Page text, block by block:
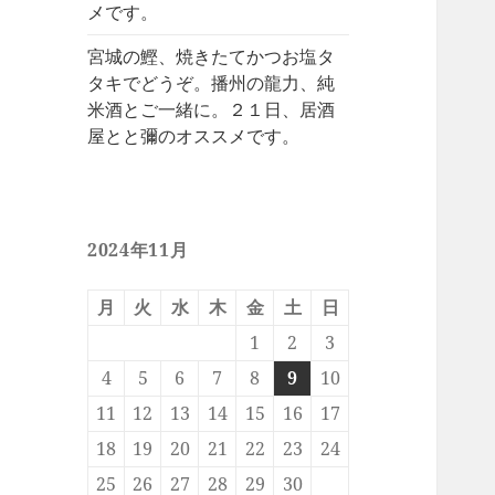
メです。
宮城の鰹、焼きたてかつお塩タ
タキでどうぞ。播州の龍力、純
米酒とご一緒に。２１日、居酒
屋とと彌のオススメです。
2024年11月
月 火 水 木 金 土
日
1
2
3
4
5 6 7 8 9
10
11
12 13 14 15 16
17
18
19 20 21 22 23
24
25
26 27 28 29 30